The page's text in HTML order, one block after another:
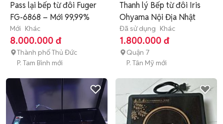
Pass lại bếp từ đôi Fuger
FG-6868 – Mới 99,99%
Mới Khác
8.000.000 đ
Thành phố Thủ Đức
P. Tam Bình mới
Thanh lý Bếp từ đôi Iris
Ohyama Nội Địa Nhật
Đã sử dụng Khác
1.800.000 đ
Quận 7
P. Tân Mỹ mới